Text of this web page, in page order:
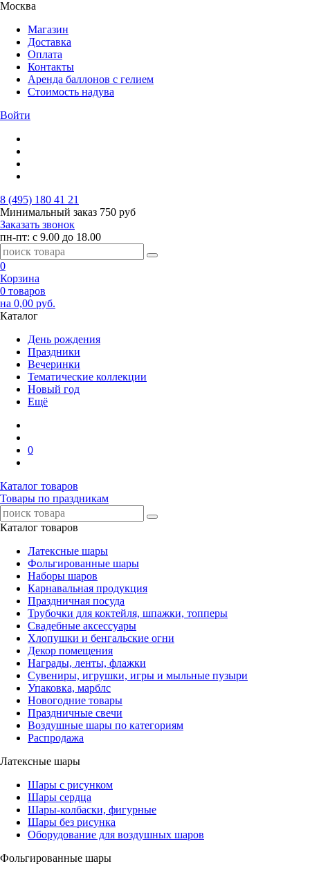
Москва
Магазин
Доставка
Оплата
Контакты
Аренда баллонов с гелием
Стоимость надува
Войти
8 (495) 180 41 21
Минимальный заказ 750 руб
Заказать звонок
пн-пт: с 9.00 до 18.00
0
Корзина
0 товаров
на 0,00 руб.
Каталог
День рождения
Праздники
Вечеринки
Тематические коллекции
Новый год
Ещё
0
Каталог товаров
Товары по праздникам
Каталог товаров
Латексные шары
Фольгированные шары
Наборы шаров
Карнавальная продукция
Праздничная посуда
Трубочки для коктейля, шпажки, топперы
Свадебные аксессуары
Хлопушки и бенгальские огни
Декор помещения
Награды, ленты, флажки
Сувениры, игрушки, игры и мыльные пузыри
Упаковка, марблс
Новогодние товары
Праздничные свечи
Воздушные шары по категориям
Распродажа
Латексные шары
Шары с рисунком
Шары сердца
Шары-колбаски, фигурные
Шары без рисунка
Оборудование для воздушных шаров
Фольгированные шары